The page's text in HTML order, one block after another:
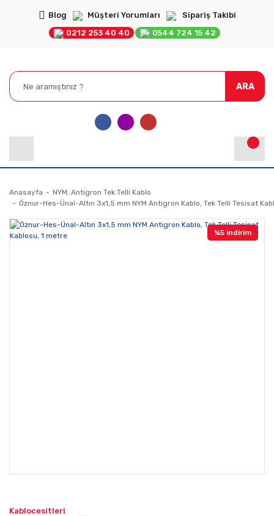
Blog Müşteri Yorumları
Sipariş Takibi
0212 253 40 40
0544 724 15 42
ARA
Anasayfa
NYM, Antigron Tek Telli Kablo
Öznur-Hes-Ünal-Altın 3x1,5 mm NYM Antigron Kablo, Tek Telli Tesisat
%5 indirim
Kablocesitleri